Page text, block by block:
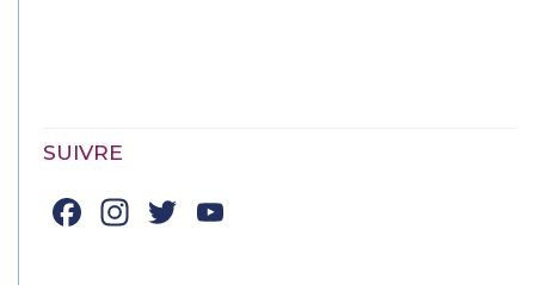
SUIVRE
Facebook
Instagram
Twitter